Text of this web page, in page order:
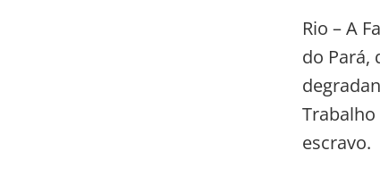
Rio – A
do Pará,
escravo.